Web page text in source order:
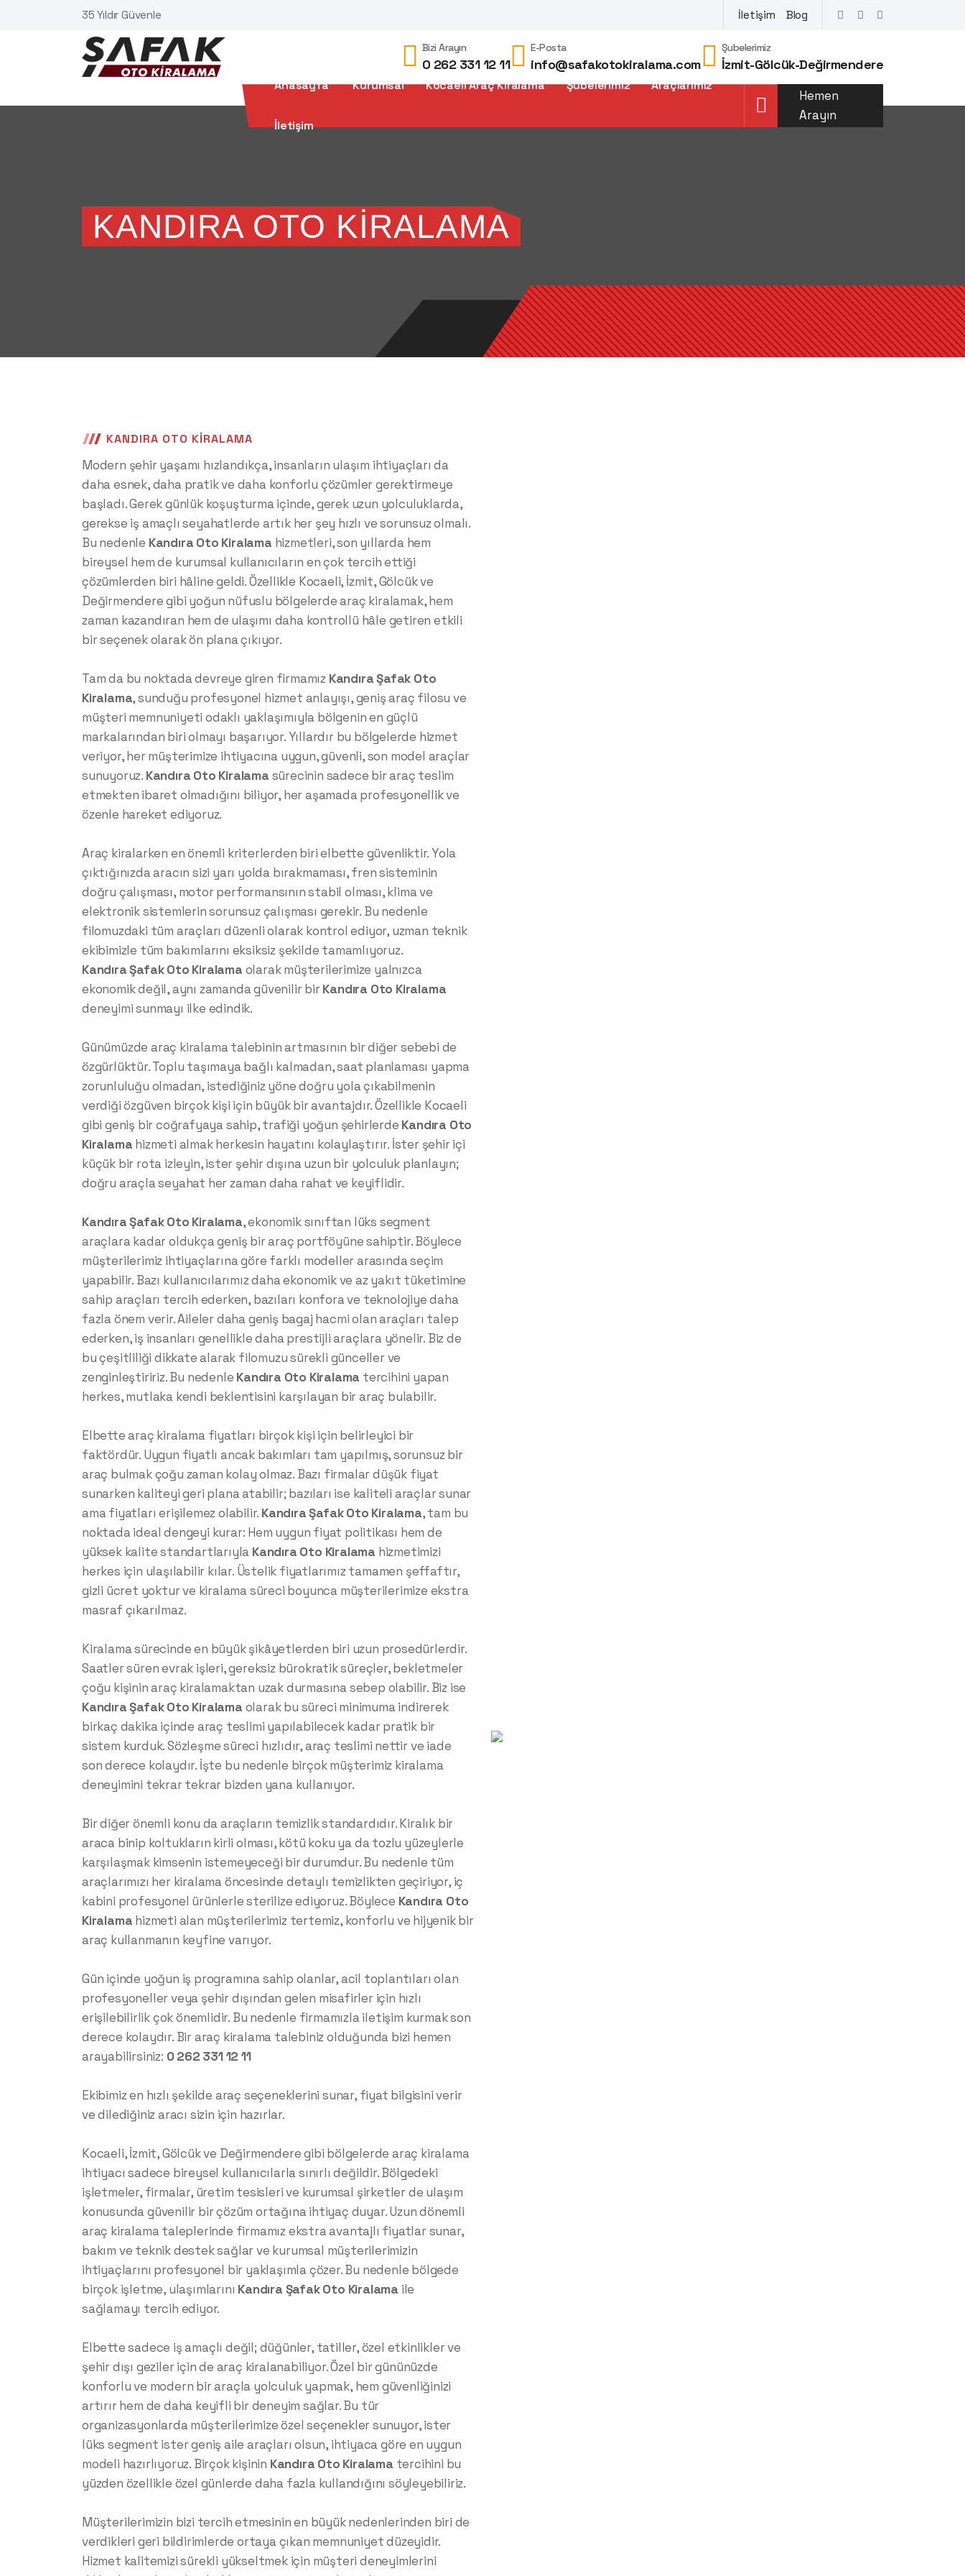
35 Yıldır Güvenle İletişim Blog
Bizi Arayın
0 262 331 12 11
E-Posta
info@safakotokiralama.com
Şubelerimiz
İzmit-Gölcük-Değirmendere
Anasayfa Kurumsal Kocaeli Araç Kiralama Şubelerimiz Araçlarımız
İletişim
Hemen
Arayın
KANDIRA OTO KIRALAMA
KANDIRA OTO KIRALAMA
Modern şehir yaşamı hızlandıkça, insanların ulaşım ihtiyaçları da
daha esnek, daha pratik ve daha konforlu çözümler gerektirmeye
başladı. Gerek günlük koşuşturma içinde, gerek uzun yolculuklarda,
gerekse iş amaçlı seyahatlerde artık her şey hızlı ve sorunsuz olmalı.
Bu nedenle Kandıra Oto Kiralama hizmetleri, son yıllarda hem
bireysel hem de kurumsal kullanıcıların en çok tercih ettiği
çözümlerden biri hâline geldi. Özellikle Kocaeli, İzmit, Gölcük ve
Değirmendere gibi yoğun nüfuslu bölgelerde araç kiralamak, hem
zaman kazandıran hem de ulaşımı daha kontrollü hâle getiren etkili
bir seçenek olarak ön plana çıkıyor.
Tam da bu noktada devreye giren firmamız KandıraŞafak Oto
Kiralama, sunduğu profesyonel hizmet anlayışı, geniş araç filosu ve
müşteri memnuniyeti odaklı yaklaşımıyla bölgenin en güçlü
markalarından biri olmayı başarıyor. Yıllardır bu bölgelerde hizmet
veriyor, her müşterimize ihtiyacına uygun, güvenli, son model araçlar
sunuyoruz. Kandıra Oto Kiralama sürecinin sadece bir araç teslim
etmekten ibaret olmadığını biliyor, her aşamada profesyonellik ve
özenle hareket ediyoruz.
Araç kiralarken en önemli kriterlerden biri elbette güvenliktir. Yola
çıktığınızda aracın sizi yarı yolda bırakmaması, fren sisteminin
doğru çalışması, motor performansının stabil olması, klima ve
elektronik sistemlerin sorunsuz çalışması gerekir. Bu nedenle
filomuzdaki tüm araçları düzenli olarak kontrol ediyor, uzman teknik
ekibimizle tüm bakımlarını eksiksiz şekilde tamamlıyoruz.
KandıraŞafak Oto Kiralama olarak müşterilerimize yalnızca
ekonomik değil, aynı zamanda güvenilir birKandıra Oto Kiralama
deneyimi sunmayı ilke edindik.
Günümüzde araç kiralama talebinin artmasının bir diğer sebebi de
özgürlüktür. Toplu taşımaya bağlı kalmadan, saat planlaması yapma
zorunluluğu olmadan, istediğiniz yöne doğru yola çıkabilmenin
verdiği özgüven birçok kişi için büyük bir avantajdır. Özellikle Kocaeli
gibi geniş bir coğrafyaya sahip, trafiği yoğun şehirlerde Kandıra Oto
Kiralama hizmeti almak herkesin hayatını kolaylaştırır. İster şehir içi
küçük bir rota izleyin, ister şehir dışına uzun bir yolculuk planlayın;
doğru araçla seyahat her zaman daha rahat ve keyiflidir.
KandıraŞafak Oto Kiralama, ekonomik sınıftan lüks segment
araçlara kadar oldukça geniş bir araç portföyüne sahiptir. Böylece
müşterilerimiz ihtiyaçlarına göre farklı modeller arasında seçim
yapabilir. Bazı kullanıcılarımız daha ekonomik ve az yakıt tüketimine
sahip araçları tercih ederken, bazıları konfora ve teknolojiye daha
fazla önem verir. Aileler daha geniş bagaj hacmi olan araçları talep
ederken, iş insanları genellikle daha prestijli araçlara yönelir. Biz de
bu çeşitliliği dikkate alarak filomuzu sürekli günceller ve
zenginleştiririz. Bu nedenle Kandıra Oto Kiralama tercihini yapan
herkes, mutlaka kendi beklentisini karşılayan bir araç bulabilir.
Elbette araç kiralama fiyatları birçok kişi için belirleyici bir
faktördür. Uygun fiyatlı ancak bakımları tam yapılmış, sorunsuz bir
araç bulmak çoğu zaman kolay olmaz. Bazı firmalar düşük fiyat
sunarken kaliteyi geri plana atabilir; bazıları ise kaliteli araçlar sunar
ama fiyatları erişilemez olabilir. KandıraŞafak Oto Kiralama, tam bu
noktada ideal dengeyi kurar: Hem uygun fiyat politikası hem de
yüksek kalite standartlarıyla Kandıra Oto Kiralama hizmetimizi
herkes için ulaşılabilir kılar. Üstelik fiyatlarımız tamamen şeffaftır,
gizli ücret yoktur ve kiralama süreci boyunca müşterilerimize ekstra
masraf çıkarılmaz.
Kiralama sürecinde en büyük şikâyetlerden biri uzun prosedürlerdir.
Saatler süren evrak işleri, gereksiz bürokratik süreçler, bekletmeler
çoğu kişinin araç kiralamaktan uzak durmasına sebep olabilir. Biz ise
KandıraŞafak Oto Kiralama olarak bu süreci minimuma indirerek
birkaç dakika içinde araç teslimi yapılabilecek kadar pratik bir
sistem kurduk. Sözleşme süreci hızlıdır, araç teslimi nettir ve iade
son derece kolaydır. İşte bu nedenle birçok müşterimiz kiralama
deneyimini tekrar tekrar bizden yana kullanıyor.
Bir diğer önemli konu da araçların temizlik standardıdır. Kiralık bir
araca binip koltukların kirli olması, kötü koku ya da tozlu yüzeylerle
karşılaşmak kimsenin istemeyeceği bir durumdur. Bu nedenle tüm
araçlarımızı her kiralama öncesinde detaylı temizlikten geçiriyor, iç
kabini profesyonel ürünlerle sterilize ediyoruz. Böylece Kandıra Oto
Kiralama hizmeti alan müşterilerimiz tertemiz, konforlu ve hijyenik bir
araç kullanmanın keyfine varıyor.
Gün içinde yoğun iş programına sahip olanlar, acil toplantıları olan
profesyoneller veya şehir dışından gelen misafirler için hızlı
erişilebilirlik çok önemlidir. Bu nedenle firmamızla iletişim kurmak son
derece kolaydır. Bir araç kiralama talebiniz olduğunda bizi hemen
arayabilirsiniz: 0 262 331 12 11
Ekibimiz en hızlı şekilde araç seçeneklerini sunar, fiyat bilgisini verir
ve dilediğiniz aracı sizin için hazırlar.
Kocaeli, İzmit, Gölcük ve Değirmendere gibi bölgelerde araç kiralama
ihtiyacı sadece bireysel kullanıcılarla sınırlı değildir. Bölgedeki
işletmeler, firmalar, üretim tesisleri ve kurumsal şirketler de ulaşım
konusunda güvenilir bir çözüm ortağına ihtiyaç duyar. Uzun dönemli
araç kiralama taleplerinde firmamız ekstra avantajlı fiyatlar sunar,
bakım ve teknik destek sağlar ve kurumsal müşterilerimizin
ihtiyaçlarını profesyonel bir yaklaşımla çözer. Bu nedenle bölgede
birçok işletme, ulaşımlarını Kandıra Şafak Oto Kiralama ile
sağlamayı tercih ediyor.
Elbette sadece iş amaçlı değil; düğünler, tatiller, özel etkinlikler ve
şehir dışı geziler için de araç kiralanabiliyor. Özel bir gününüzde
konforlu ve modern bir araçla yolculuk yapmak, hem güvenliğinizi
artırır hem de daha keyifli bir deneyim sağlar. Bu tür
organizasyonlarda müşterilerimize özel seçenekler sunuyor, ister
lüks segment ister geniş aile araçları olsun, ihtiyaca göre en uygun
modeli hazırlıyoruz. Birçok kişinin Kandıra Oto Kiralama tercihini bu
yüzden özellikle özel günlerde daha fazla kullandığını söyleyebiliriz.
Müşterilerimizin bizi tercih etmesinin en büyük nedenlerinden biri de
verdikleri geri bildirimlerde ortaya çıkan memnuniyet düzeyidir.
Hizmet kalitemizi sürekli yükseltmek için müşteri deneyimlerini